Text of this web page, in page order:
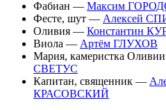
Фабиан — Максим
Фесте, шут — Алексей
Оливия — Константин
Виола — Артём ГЛУХОВ
Мария, камеристка
СВЕТУС
Капитан, священник —
КРАСОВСКИЙ